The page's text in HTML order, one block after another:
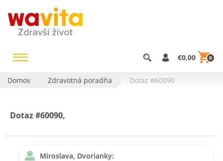
€0,00 0
Domov Zdravotná poradňa Dotaz #60090
Dotaz #60090,
Miroslava, Dvorianky: